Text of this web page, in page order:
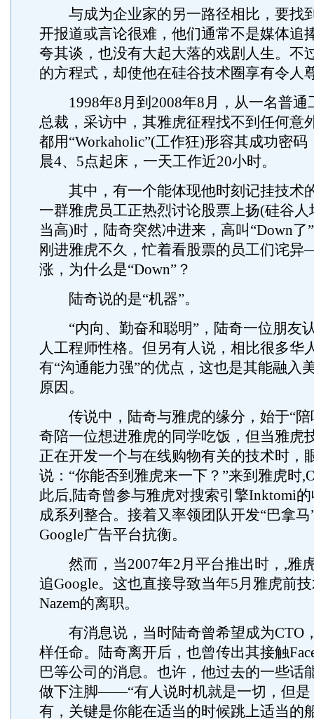
与成为企业家的另一路径相比，要找
开报道或言论很难，他们通常不是媒体追
夸其谈，也没有大起大落的戏剧人生。不
的方程式，却使他在硅谷技术圈享有令人
1998年8月到2008年8月，从一名普通
总裁，采访中，其雅虎征程找不到任何意
都用“Workaholic”(工作狂)形容其成功密
晨4、5点起床，一天工作近20小时。
其中，有一个能体现他时刻记挂技术
一群雅虎员工正热烈讨论股票上扬(硅谷
当高)时，陆奇突然冲进来，高叫“Down了
刚进雅虎不久，忙着看股票的员工们诧
涨，为什么是“Down”？
陆奇说的是“机器”。
“内向、勤奋和聪明”，陆奇一位朋友
人工程师性格。但另有人说，相比很多华
有“沟通能力强”的优点，这也是其能融入
原因。
传说中，陆奇与雅虎的缘分，始于“陪
奇陪一位想进雅虎的同学吃饭，但当雅虎
正在开发一个与在线购物有关的技术时，
说：“你能否到雅虎来一下？”来到雅虎时
此后,陆奇曾参与雅虎对搜索引擎Inktomi
成系列整合。接着又率领团队开发“巴拿马
Google广告平台抗衡。
然而，当2007年2月平台推出时，,雅
追Google。这也直接导致当年5月雅虎前
Nazem的离职。
有消息说，当时陆奇曾希望成为CTO
样任命。陆奇离开后，也曾传出其接触
巴等公司的消息。也许，他过去的一些话
做下注脚——“有人说时机就是一切，但是
有，关键是你能在适当的时候跳上适当的